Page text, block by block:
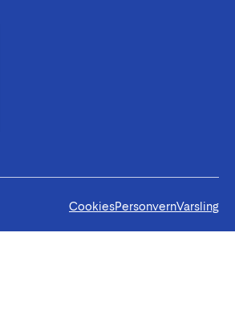
CookiesPersonvernVarsling